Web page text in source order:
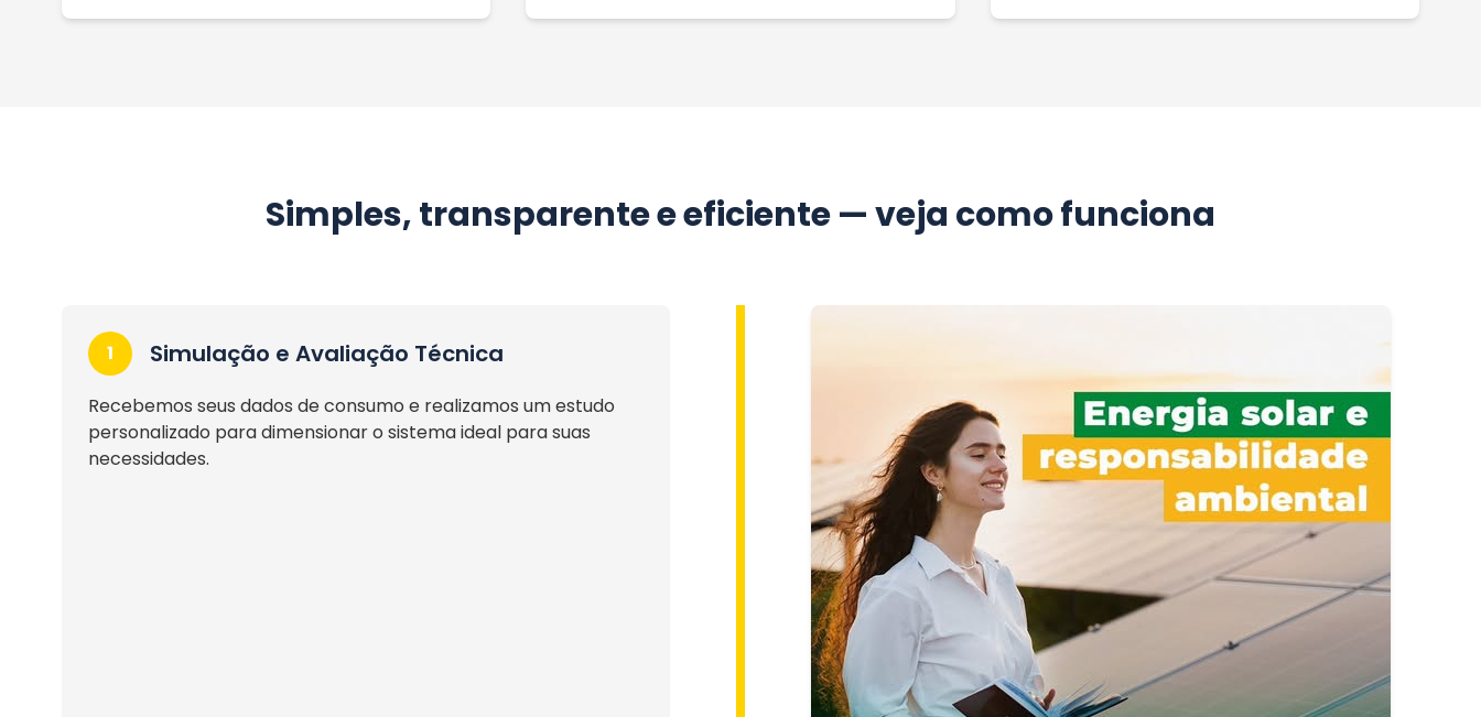
Simples, transparente e eficiente — veja como funciona
1 Simulação e Avaliação Técnica
Recebemos seus dados de consumo e realizamos um estudo
personalizado para dimensionar o sistema ideal para suas
necessidades.